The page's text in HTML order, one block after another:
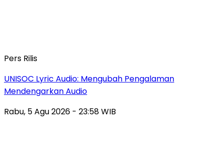
Pers Rilis
UNISOC Lyric Audio: Mengubah Pengalaman
Mendengarkan Audio
Rabu, 5 Agu 2026 - 23:58 WIB